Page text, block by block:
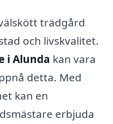
trädgård
och livskvalitet.
i Alunda kan vara
detta. Med
kan en
erbjuda